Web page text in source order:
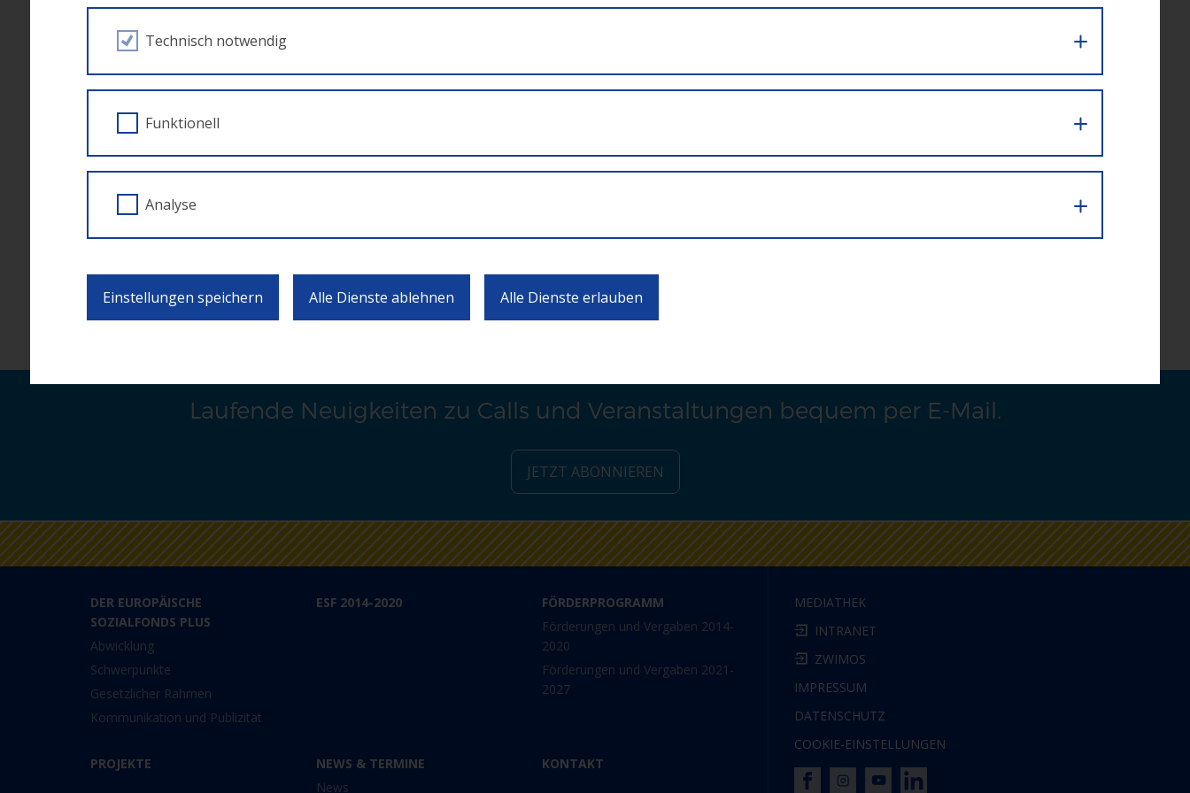
10:00 Uhr Start der zwei unterschiedlichen Bustouren durch das Südburgenland mit Halten bei EU-
18:00 Uhr Abendveranstaltung mit weiteren EU-Projekten im Kurbad Tatzmannsdorf
Weitere Infos folgen bald.
EUropa im Ländle am 16. Mai 2019
Laufende Neuigkeiten zu Calls und Veranstaltungen bequem per E-Mail.
JETZT ABONNIEREN
DER EUROPÄISCHE
SOZIALFONDS PLUS
Abwicklung
Schwerpunkte
Gesetzlicher Rahmen
Kommunikation und Publizität
ESF 2014-2020
FÖRDERPROGRAMM
Förderungen und Vergaben 2014-
2020
Förderungen und Vergaben 2021-
2027
PROJEKTE
NEWS & TERMINE
News
KONTAKT
MEDIATHEK
INTRANET
ZWIMOS
IMPRESSUM
DATENSCHUTZ
COOKIE-EINSTELLUNGEN
Technisch notwendig
Funktionell
Analyse
Einstellungen speichern Alle Dienste ablehnen Alle Dienste erlauben